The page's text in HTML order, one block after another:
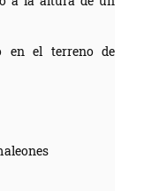
en el terreno de